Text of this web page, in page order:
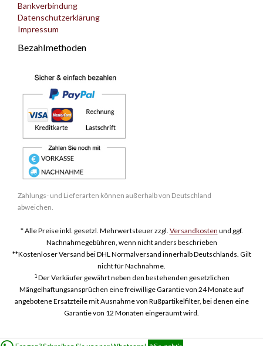
Bankverbindung
Datenschutzerklärung
Impressum
Bezahlmethoden
Zahlungs- und Lieferarten können außerhalb von Deutschland
abweichen.
* Alle Preise inkl. gesetzl. Mehrwertsteuer zzgl. Versandkosten und ggf.
Nachnahmegebühren, wenn nicht anders beschrieben
**Kostenloser Versand bei DHL Normalversand innerhalb Deutschlands. Gilt
nicht für Nachnahme.
1Der Verkäufer gewährt neben den bestehenden gesetzlichen
Mängelhaftungsansprüchen eine freiwillige Garantie von 24 Monate auf
angebotene Ersatzteile mit Ausnahme von Rußpartikelfilter, bei denen eine
Garantie von 12 Monaten eingeräumt wird.